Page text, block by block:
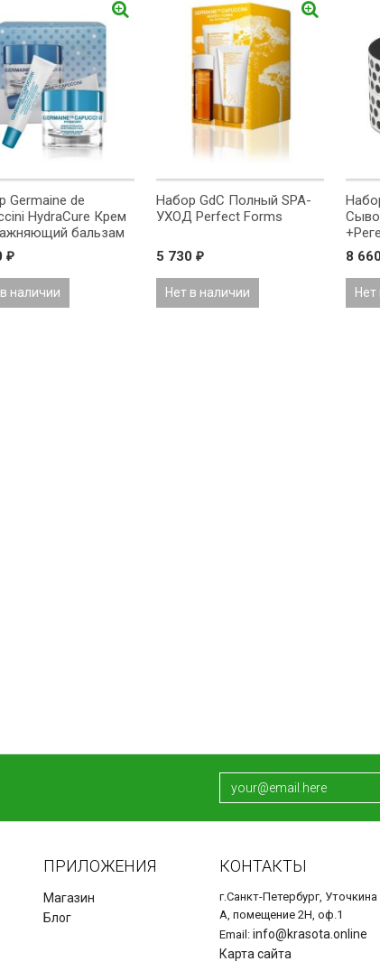
Germaine de
HydraCure Крем
бальзам
₽
наличии
Набор GdC Полный SPA-
УХОД Perfect Forms
5 730 ₽
Нет в наличии
8 660
Нет
ПРИЛОЖЕНИЯ
Магазин
Блог
КОНТАКТЫ
г.Санкт-Петербург,
А, помещение 2Н, оф.1
Email: info@krasota.online
Карта сайта